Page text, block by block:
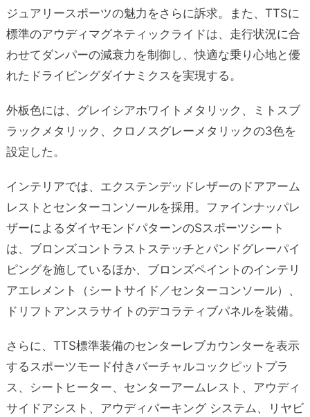
ジュアリースポーツの魅力をさらに訴求。また、TTSに
標準のアウディマグネティックライドは、走行状況に合
わせてダンパーの減衰力を制御し、快適な乗り心地と優
れたドライビングダイナミクスを実現する。
外板色には、グレイシアホワイトメタリック、ミトスブ
ラックメタリック、クロノスグレーメタリックの3色を
設定した。
インテリアでは、エクステンデッドレザーのドアアーム
レストとセンターコンソールを採用。ファインナッパレ
ザーによるダイヤモンドパターンのSスポーツシート
は、ブロンズコントラストステッチとパンドグレーパイ
ピングを施しているほか、ブロンズペイントのインテリ
アエレメント（シートサイド／センターコンソール）、
ドリフトアンスラサイトのデコラティブパネルを装備。
さらに、TTS標準装備のセンターレブカウンターを表示
するスポーツモード付きバーチャルコックピットプラ
ス、シートヒーター、センターアームレスト、アウディ
サイドアシスト、アウディパーキング システム、リヤビ